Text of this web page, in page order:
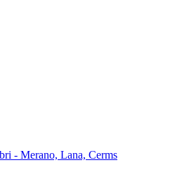
- Merano, Lana, Cerms